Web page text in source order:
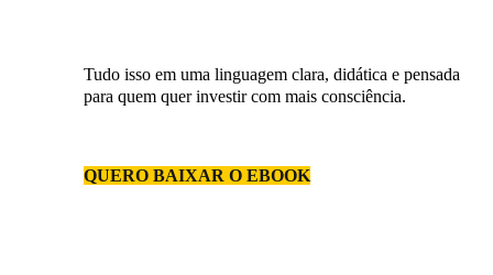
Tudo isso em uma linguagem clara, didática e pensada
para quem quer investir com mais consciência.
QUERO BAIXAR O EBOOK